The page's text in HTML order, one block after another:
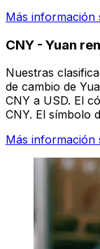
Más información
CNY - Yuan
Nuestras
de cambio de
CNY a USD. El
CNY. El símbolo
Más información